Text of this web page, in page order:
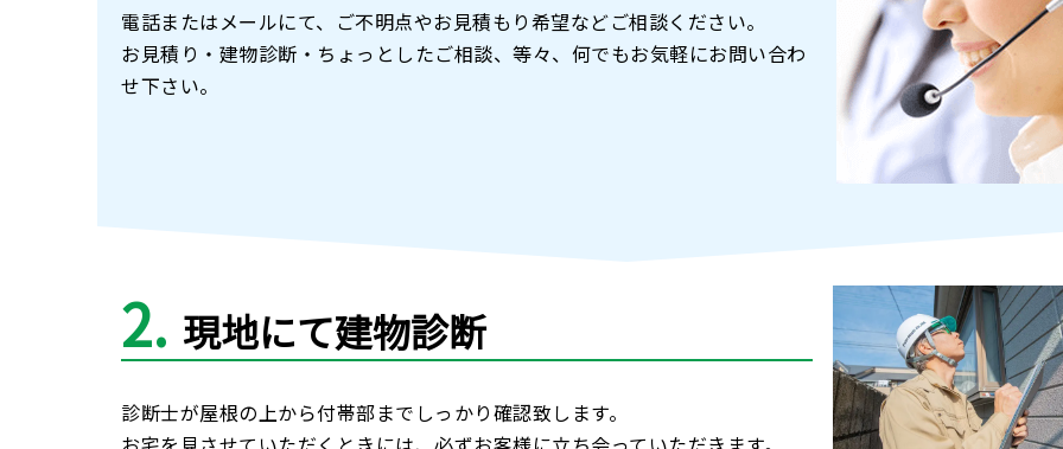
電話またはメールにて、ご不明点やお見積もり希望などご相談ください。
お見積り・建物診断・ちょっとしたご相談、等々、何でもお気軽にお問い合わ
せ下さい。
2 現地にて建物診断
診断士が屋根の上から付帯部までしっかり確認致します。